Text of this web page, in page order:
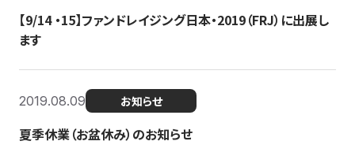
【9/14 ・15】ファンドレイジング日本・2019（FRJ）に出展し
ます
2019.08.09 お知らせ
夏季休業（お盆休み）のお知らせ